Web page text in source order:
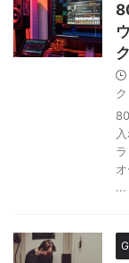
ク
ク
...